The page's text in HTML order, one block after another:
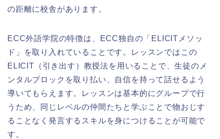
の距離に校舎があります。
ECC外語学院の特徴は、ECC独自の「ELICITメソッ
ド」を取り入れていることです。レッスンではこの
ELICIT（引き出す）教授法を用いることで、生徒のメ
ンタルブロックを取り払い、自信を持って話せるよう
導いてもらえます。レッスンは基本的にグループで行
うため、同じレベルの仲間たちと学ぶことで物おじす
ることなく発言するスキルを身につけることが可能で
す。